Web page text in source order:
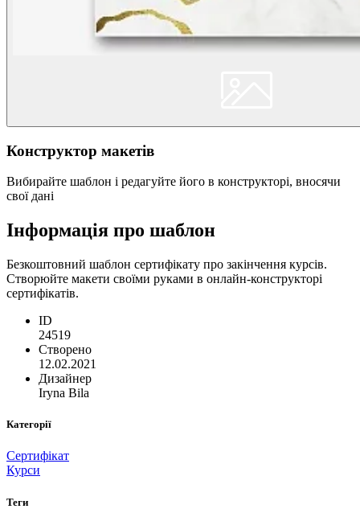
Конструктор макетів
Вибирайте шаблон і редагуйте його в конструкторі, вносячи
свої дані
Інформація про шаблон
Безкоштовний шаблон сертифікату про закінчення курсів.
Створюйте макети своїми руками в онлайн-конструкторі
сертифікатів.
ID
24519
Створено
12.02.2021
Дизайнер
Iryna Bila
Категорії
Сертифікат
Курси
Теги